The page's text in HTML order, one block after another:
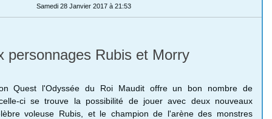
Samedi 28 Janvier 2017 à 21:53
personnages Rubis et Morry
Quest l'Odyssée du Roi Maudit offre un bon nombre de
ci se trouve la possibilité de jouer avec deux nouveaux
voleuse Rubis, et le champion de l'arène des monstres